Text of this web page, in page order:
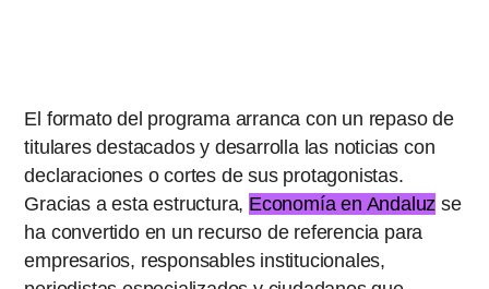
El formato del programa arranca con un repaso de
titulares destacados y desarrolla las noticias con
declaraciones o cortes de sus protagonistas.
Gracias a esta estructura, Economía en Andaluz se
ha convertido en un recurso de referencia para
empresarios, responsables institucionales,